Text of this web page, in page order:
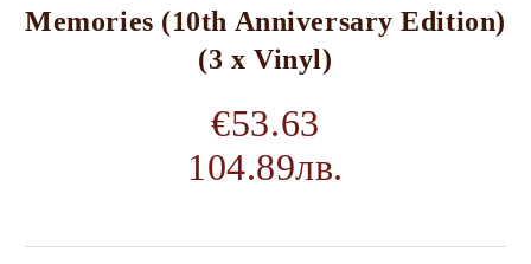
Memories (10th Anniversary Edition)
(3 x Vinyl)
€53.63
104.89лв.